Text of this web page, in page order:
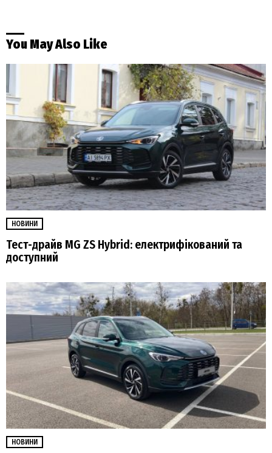
You May Also Like
НОВИНИ
Тест-драйв MG ZS Hybrid: електрифікований та
доступний
НОВИНИ